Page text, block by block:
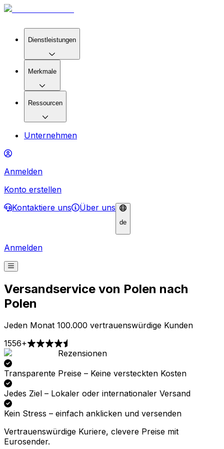
Dienstleistungen
Merkmale
Ressourcen
Unternehmen
Anmelden
Konto erstellen
Kontaktiere uns
Über uns
de
Anmelden
Versandservice von Polen nach
Polen
Jeden Monat 100.000 vertrauenswürdige Kunden
1556+
Rezensionen
Abholung
Zustellung